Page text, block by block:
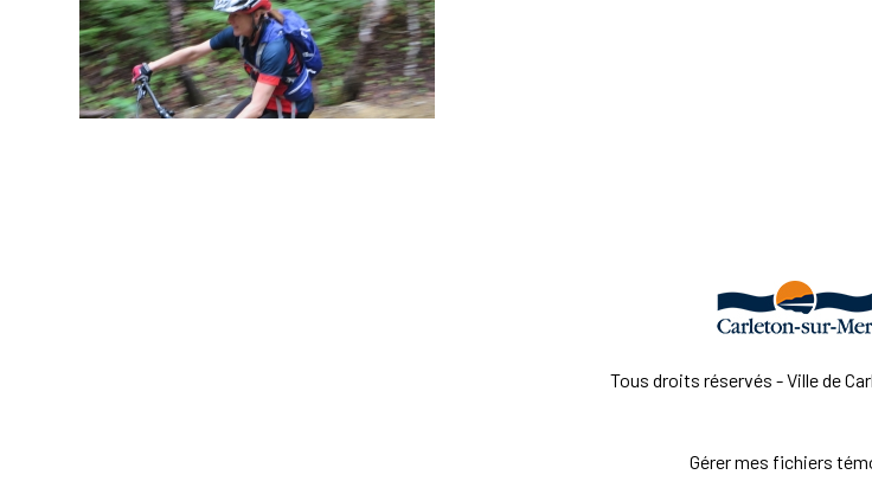
Tous droits réservés - Ville de
Gérer mes fichiers